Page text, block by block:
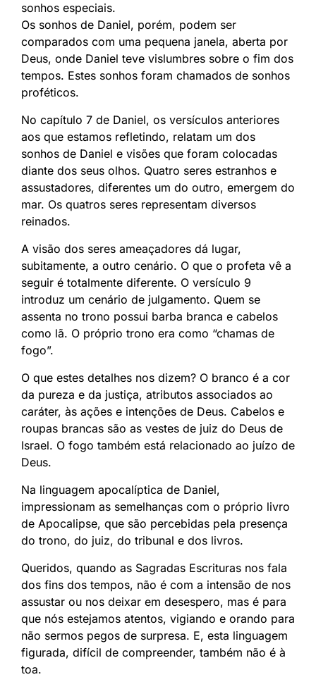
sonhos especiais.
Os sonhos de Daniel, porém, podem ser
comparados com uma pequena janela, aberta por
Deus, onde Daniel teve vislumbres sobre o fim dos
tempos. Estes sonhos foram chamados de sonhos
proféticos.
No capítulo 7 de Daniel, os versículos anteriores
aos que estamos refletindo, relatam um dos
sonhos de Daniel e visões que foram colocadas
diante dos seus olhos. Quatro seres estranhos e
assustadores, diferentes um do outro, emergem do
mar. Os quatros seres representam diversos
reinados.
A visão dos seres ameaçadores dá lugar,
subitamente, a outro cenário. O que o profeta vê a
seguir é totalmente diferente. O versículo 9
introduz um cenário de julgamento. Quem se
assenta no trono possui barba branca e cabelos
como lã. O próprio trono era como “chamas de
fogo”.
O que estes detalhes nos dizem? O branco é a cor
da pureza e da justiça, atributos associados ao
caráter, às ações e intenções de Deus. Cabelos e
roupas brancas são as vestes de juiz do Deus de
Israel. O fogo também está relacionado ao juízo de
Deus.
Na linguagem apocalíptica de Daniel,
impressionam as semelhanças com o próprio livro
de Apocalipse, que são percebidas pela presença
do trono, do juiz, do tribunal e dos livros.
Queridos, quando as Sagradas Escrituras nos fala
dos fins dos tempos, não é com a intensão de nos
assustar ou nos deixar em desespero, mas é para
que nós estejamos atentos, vigiando e orando para
não sermos pegos de surpresa. E, esta linguagem
figurada, difícil de compreender, também não é à
toa.